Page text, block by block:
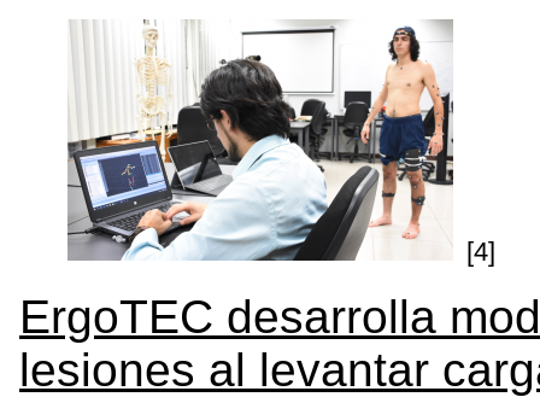
[4]
ErgoTEC desarrolla
lesiones al levantar